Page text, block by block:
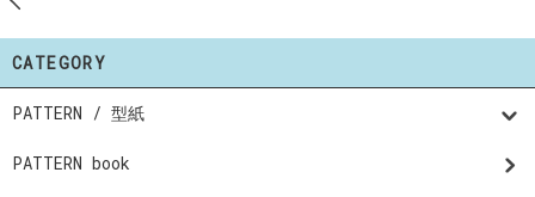
CATEGORY
PATTERN / 型紙
PATTERN book